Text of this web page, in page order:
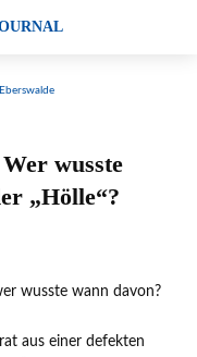
wusste
„Hölle“?
wusste wann davon?
aus einer defekten